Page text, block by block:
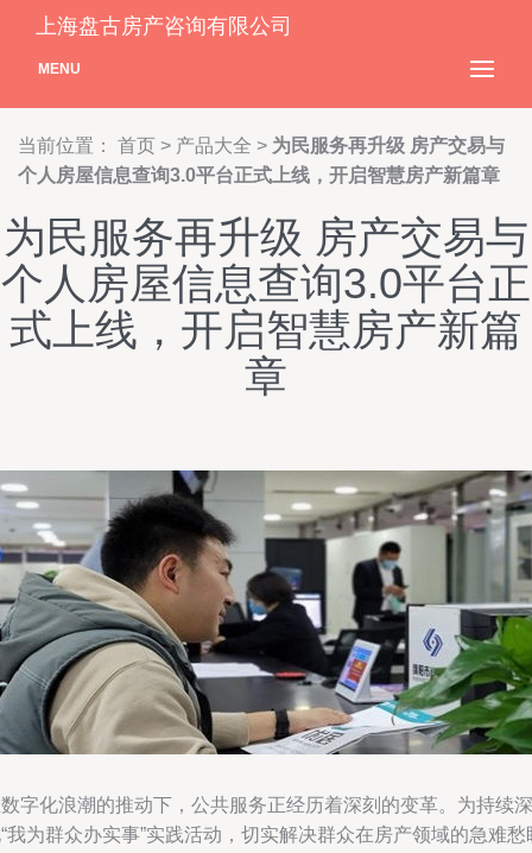
上海盘古房产咨询有限公司
MENU
当前位置： 首页 > 产品大全 > 为民服务再升级 房产交易与
个人房屋信息查询3.0平台正式上线，开启智慧房产新篇章
为民服务再升级 房产交易与
个人房屋信息查询3.0平台正
式上线，开启智慧房产新篇
章
字化浪潮的推动下，公共服务正经历着深刻的变革。为持续深
我为群众办实事”实践活动，切实解决群众在房产领域的急难愁